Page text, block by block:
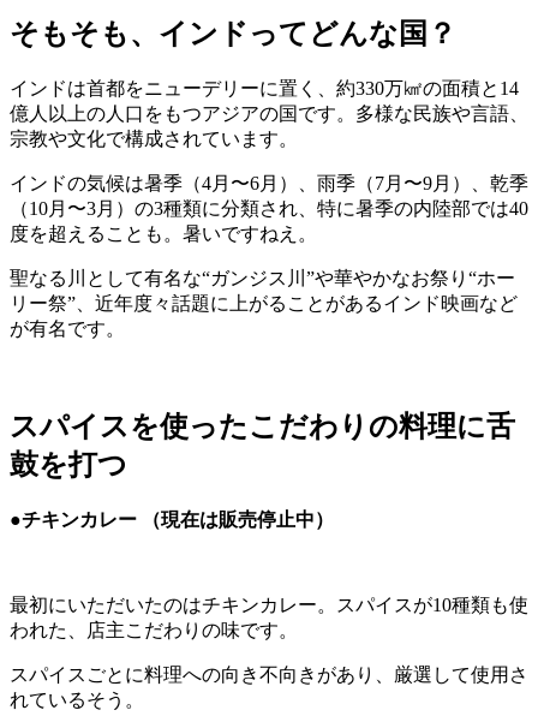
そもそも、インドってどんな国？
インドは首都をニューデリーに置く、約330万㎢の面積と14
億人以上の人口をもつアジアの国です。多様な民族や言語、
宗教や文化で構成されています。
インドの気候は暑季（4月〜6月）、雨季（7月〜9月）、乾季
（10月〜3月）の3種類に分類され、特に暑季の内陸部では40
度を超えることも。暑いですねえ。
聖なる川として有名な“ガンジス川”や華やかなお祭り“ホー
リー祭”、近年度々話題に上がることがあるインド映画など
が有名です。
スパイスを使ったこだわりの料理に舌
鼓を打つ
●チキンカレー （現在は販売停止中）
最初にいただいたのはチキンカレー。スパイスが10種類も使
われた、店主こだわりの味です。
スパイスごとに料理への向き不向きがあり、厳選して使用さ
れているそう。